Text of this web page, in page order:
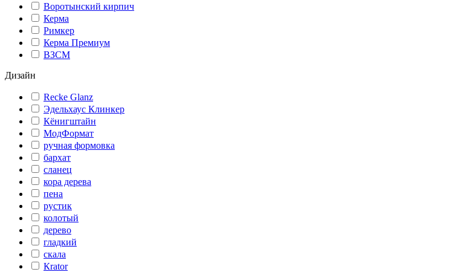
Воротынский кирпич
Керма
Римкер
Керма Премиум
ВЗСМ
Дизайн
Recke Glanz
Эдельхаус Клинкер
Кёнигштайн
МодФормат
ручная формовка
бархат
сланец
кора дерева
пена
рустик
колотый
дерево
гладкий
скала
Кrator